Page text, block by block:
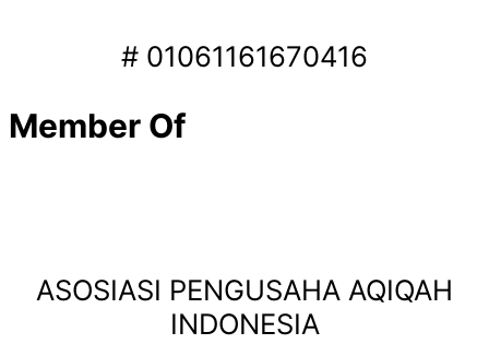
# 01061161670416
Member Of
ASOSIASI PENGUSAHA AQIQAH
INDONESIA